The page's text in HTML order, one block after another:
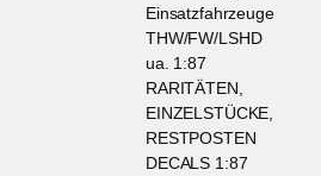
Einsatzfahrzeuge
THW/FW/LSHD
ua. 1:87
RARITÄTEN,
EINZELSTÜCKE,
RESTPOSTEN
DECALS 1:87